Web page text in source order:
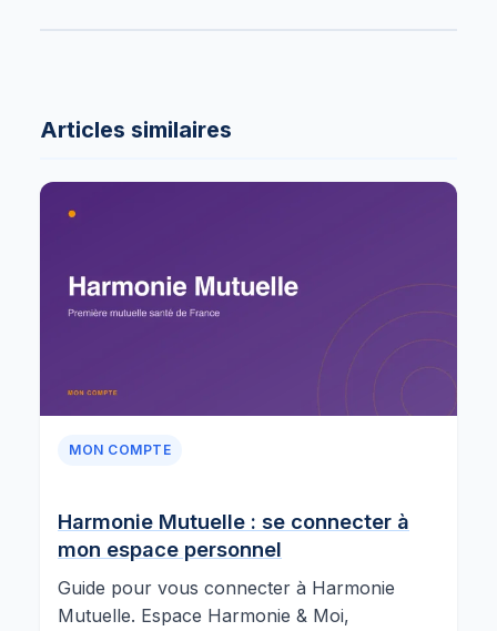
Articles similaires
MON COMPTE
Harmonie Mutuelle : se connecter à
mon espace personnel
Guide pour vous connecter à Harmonie
Mutuelle. Espace Harmonie & Moi,